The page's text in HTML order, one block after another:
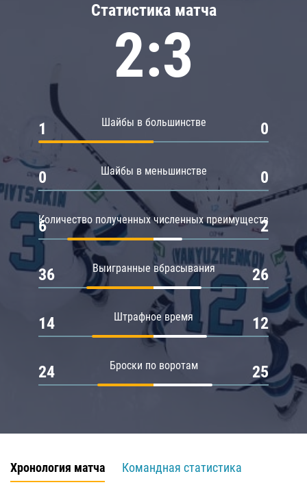
Статистика матча
2:3
Шайбы в большинстве
1 0
Шайбы в меньшинстве
0 0
Количество полученных численных преимуществ
6 2
Выигранные вбрасывания
36 26
Штрафное время
14 12
Броски по воротам
24 25
Хронология матча
Командная статистика